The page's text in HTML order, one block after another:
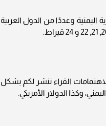
وعددًا من الدول العربية
تغطية جريدة «العرب 24» لاهتمامات القراء ننشر لكم بشكل
وكذا الدولار الأمريكي.